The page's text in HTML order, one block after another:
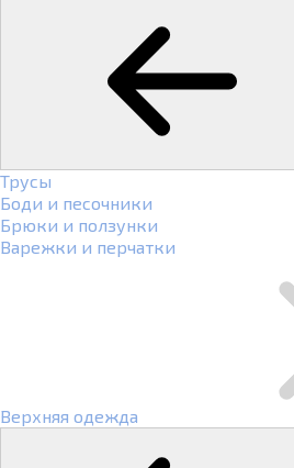
Трусы
Боди и песочники
Брюки и ползунки
Варежки и перчатки
Верхняя одежда